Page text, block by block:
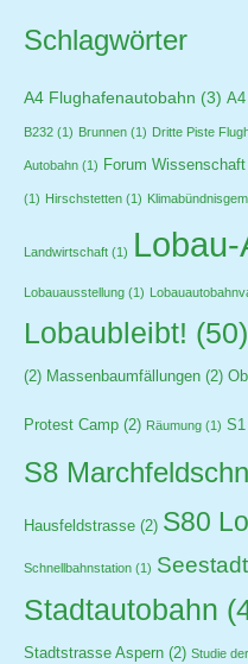
Schlagwörter
A4 Flughafenautobahn (3) A4
B232 (1) Brunnen (1) Dritte Piste
Autobahn (1) Forum
(1) Hirschstetten (1)
Landwirtschaft (1)
Lobauausstellung (1)
Lobaubleibt! (50)
(2) Massenbaumfällungen (2)
Protest Camp (2) Räumung (1) S1
S8
Hausfeldstrasse (2) S80
Schnellbahnstation (1)
Stadtautobahn
Stadtstrasse Aspern (2) Studie